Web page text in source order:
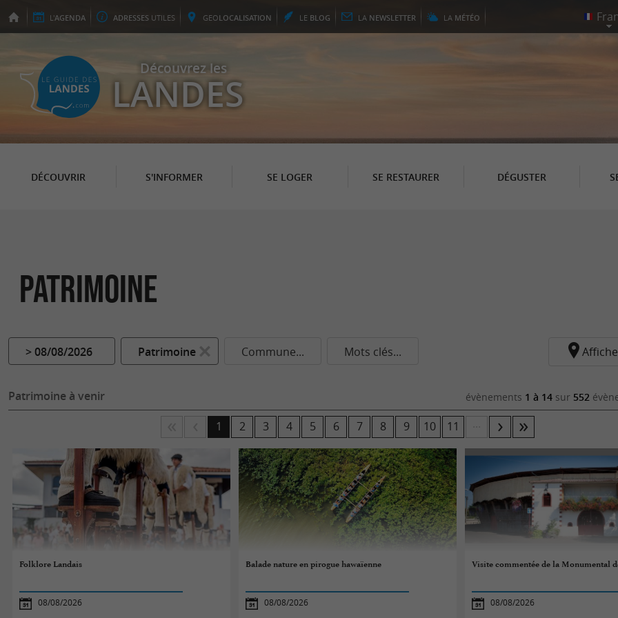
L'AGENDA ADRESSES UTILES GEOLOCALISATION LE BLOG LA NEWSLETTER LA MÉTÉO
Découvrez les
LANDES
DÉCOUVRIR S'INFORMER SE LOGER SE RESTAURER DÉGUSTER
Patrimoine
> 08/08/2026 Patrimoine Commune... Mots clés...
Patrimoine à venir évènements 1 à 14 sur 552
1 2 3 4 5 6 7 8 9 10 11
Folklore Landais
08/08/2026
Balade nature en pirogue hawaïenne
08/08/2026
Visite commentée de la Monumental
08/08/2026